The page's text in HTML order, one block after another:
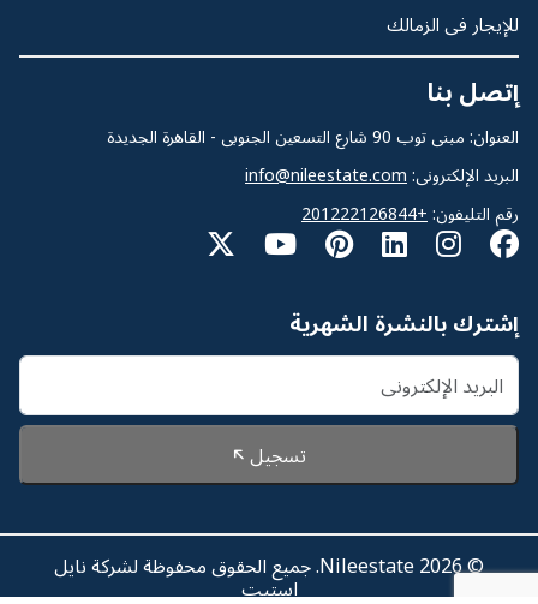
للإيجار فى الزمالك
إتصل بنا
العنوان: مبنى توب 90 شارع التسعين الجنوبى - القاهرة الجديدة
البريد الإلكترونى: info@nileestate.com
رقم التليفون: +201222126844
إشترك بالنشرة الشهرية
تسجيل
© 2026 Nileestate. جميع الحقوق محفوظة لشركة نايل
استيت